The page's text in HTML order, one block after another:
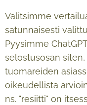
Valitsimme
satunnaisesti
Pyysimme
selostusosan
tuomareiden
oikeudellista
ns. "resiitti" on